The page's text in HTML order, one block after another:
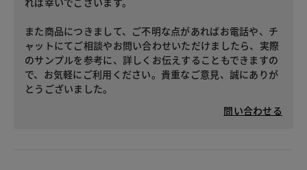
また商品につきまして、ご不明な点があればお電話や、チ
ャットにてご相談やお問い合わせいただけましたら、実際
のサンプルを参考に、詳しくお伝えすることもできますの
で、お気軽にご利用ください。貴重なご意見、誠にありが
とうございました。
問い合わせる